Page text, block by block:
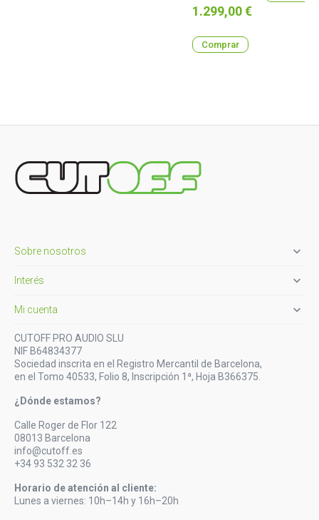
Precio
1.299,00 €
Comprar
Sobre nosotros 
Interés 
Mi cuenta 
CUTOFF PRO AUDIO SLU
NIF B64834377
Sociedad inscrita en el Registro Mercantil de Barcelona,
en el Tomo 40533, Folio 8, Inscripción 1ª, Hoja B366375.
¿Dónde estamos?
Calle Roger de Flor 122
08013 Barcelona
info@cutoff.es
+34 93 532 32 36
Horario de atención al cliente:
Lunes a viernes: 10h–14h y 16h–20h